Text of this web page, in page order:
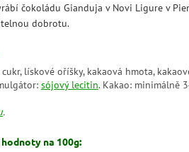
čokoládu Gianduja v Novi Ligure v
dobrotu.
lískové oříšky, kakaová hmota,
sójový lecitin. Kakao: minimálně
.
na 100g: